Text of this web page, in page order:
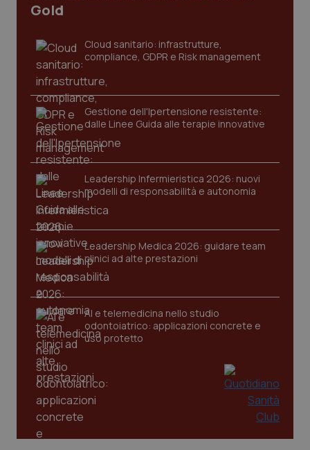
Gold
Cloud sanitario: infrastrutture,
compliance, GDPR e Risk management
Gestione dell'Ipertensione resistente:
dalle Linee Guida alle terapie innovative
Leadership Infermieristica 2026: nuovi
modelli di responsabilità e autonomia
Leadership Medica 2026: guidare team
clinici ad alte prestazioni
AI e telemedicina nello studio
odontoiatrico: applicazioni concrete e
uso protetto
__cf_bm
authorization
b2c-exchange-retry-